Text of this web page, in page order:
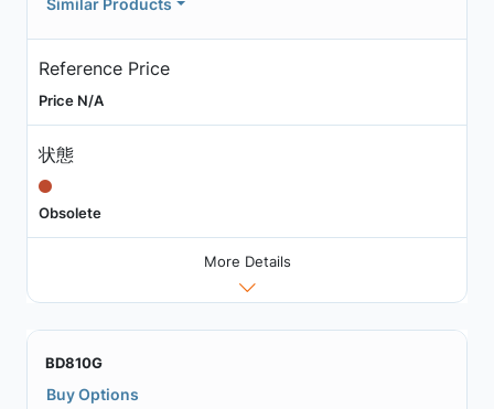
Similar Products
Reference Price
Price N/A
状態
Obsolete
More Details
BD810G
Buy Options